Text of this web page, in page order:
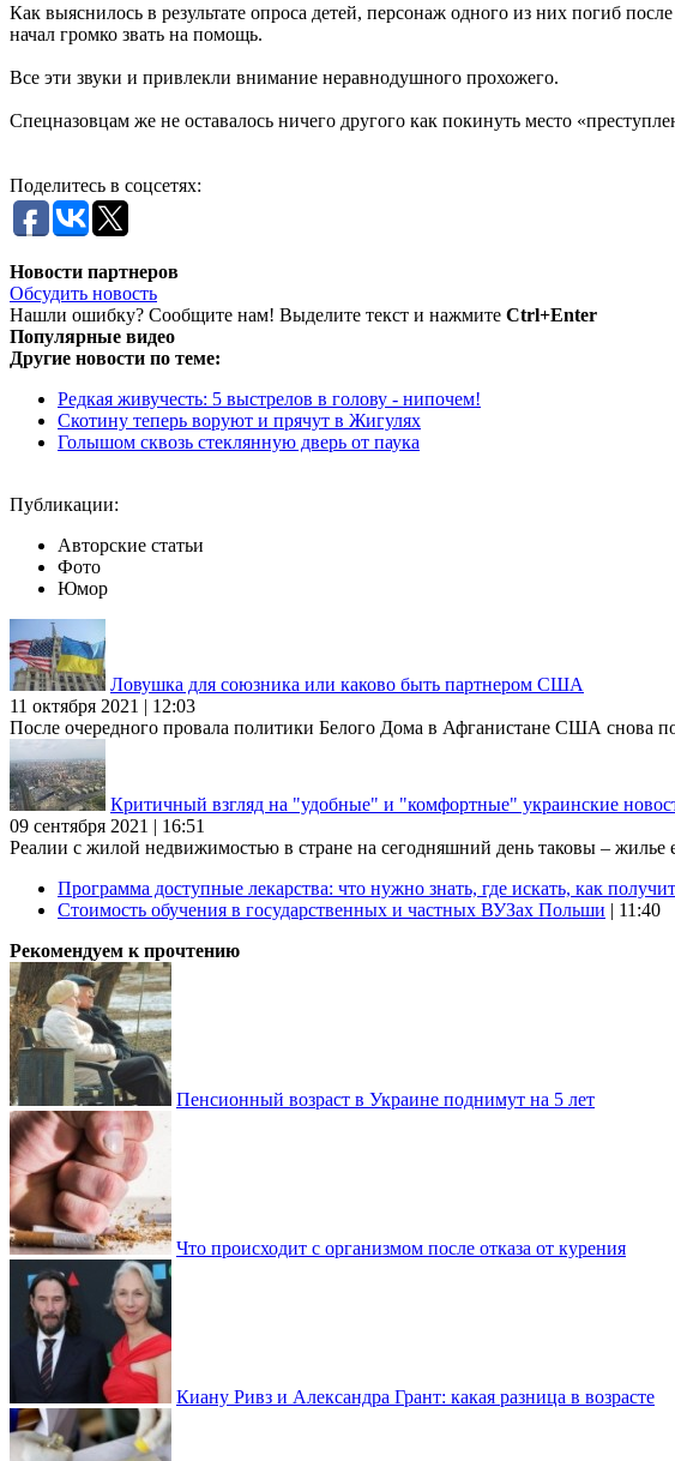
Как выяснилось в результате опроса детей, персонаж одного из них погиб
начал громко звать на помощь.
Все эти звуки и привлекли внимание неравнодушного прохожего.
Спецназовцам же не оставалось ничего другого как покинуть место
Поделитесь в соцсетях:
Новости партнеров
Обсудить новость
Нашли ошибку? Сообщите нам! Выделите текст и нажмите Ctrl+Enter
Популярные видео
Другие новости по теме:
Редкая живучесть: 5 выстрелов в голову - нипочем!
Скотину теперь воруют и прячут в Жигулях
Голышом сквозь стеклянную дверь от паука
Публикации:
Авторские статьи
Фото
Юмор
Ловушка для союзника или каково быть партнером США
11 октября 2021 | 12:03
После очередного провала политики Белого Дома в Афганистане США снова
Критичный взгляд на "удобные" и "комфортные" украинские
09 сентября 2021 | 16:51
Реалии с жилой недвижимостью в стране на сегодняшний день таковы – жилье
Программа доступные лекарства: что нужно знать, где искать, как
Стоимость обучения в государственных и частных ВУЗах Польши | 11:40
Рекомендуем к прочтению
Пенсионный возраст в Украине поднимут на 5 лет
Что происходит с организмом после отказа от курения
Киану Ривз и Александра Грант: какая разница в возрасте